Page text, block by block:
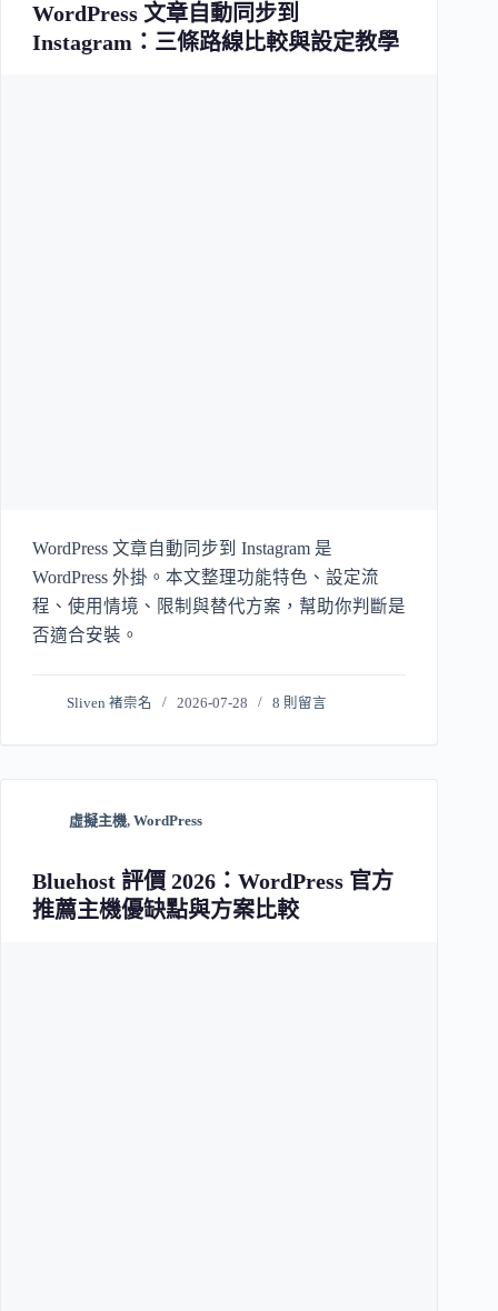
WordPress 文章自動同步到
Instagram：三條路線比較與設定教學
WordPress 文章自動同步到 Instagram 是
WordPress 外掛。本文整理功能特色、設定流
程、使用情境、限制與替代方案，幫助你判斷是
否適合安裝。
Sliven 褚崇名 2026-07-28 8 則留言
虛擬主機, WordPress
Bluehost 評價 2026：WordPress 官方
推薦主機優缺點與方案比較